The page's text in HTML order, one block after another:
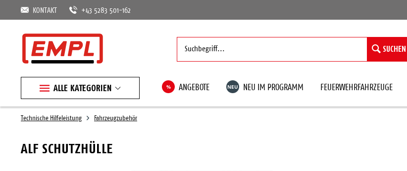
KONTAKT +43 5283 501-162
SUCHEN
ALLE KATEGORIEN % ANGEBOTE NEU NEU IM PROGRAMM FEUERWEHRFAHRZEUGE
Technische Hilfeleistung Fahrzeugzubehör
ALF SCHUTZHÜLLE